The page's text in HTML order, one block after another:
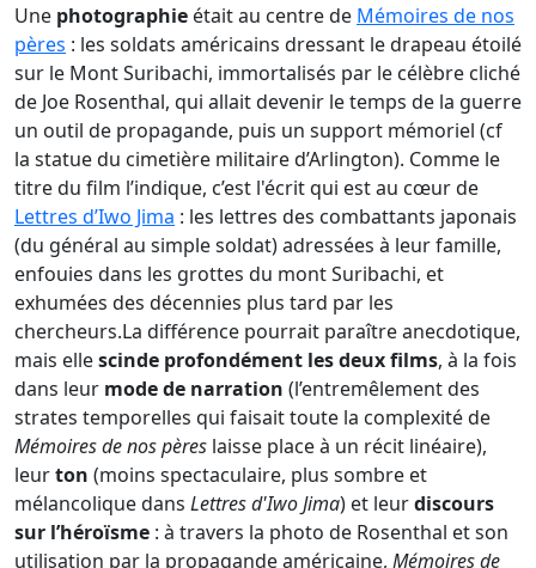
Une photographie était au centre de Mémoires de nos
pères : les soldats américains dressant le drapeau étoilé
sur le Mont Suribachi, immortalisés par le célèbre cliché
de Joe Rosenthal, qui allait devenir le temps de la guerre
un outil de propagande, puis un support mémoriel (cf
la statue du cimetière militaire d’Arlington). Comme le
titre du film l’indique, c’est l'écrit qui est au cœur de
Lettres d’Iwo Jima : les lettres des combattants japonais
(du général au simple soldat) adressées à leur famille,
enfouies dans les grottes du mont Suribachi, et
exhumées des décennies plus tard par les
chercheurs.La différence pourrait paraître anecdotique,
mais ellescinde profondément les deux films, à la fois
dans leur mode de narration (l’entremêlement des
strates temporelles qui faisait toute la complexité de
Mémoires de nos pères laisse place à un récit linéaire),
leurton (moins spectaculaire, plus sombre et
mélancolique dans Lettres d'Iwo Jima) et leurdiscours
sur l’héroïsme : à travers la photo de Rosenthal et son
utilisation par la propagande américaine, Mémoires de